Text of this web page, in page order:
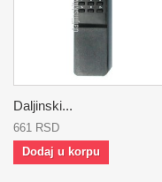
Daljinski...
661 RSD
Dodaj u korpu